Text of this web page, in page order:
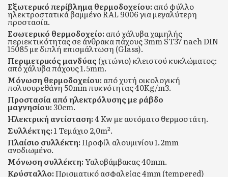
Εξωτερικό περίβλημα θερμοδοχείου: από φύλλο
ηλεκτροστατικά βαμμένο RAL 9006 για μεγαλύτερη
προστασία.
Εσωτερικό θερμοδοχείο: από χάλυβα χαμηλής
περιεκτικότητας σε άνθρακα πάχους 3mm ST37 nach DIN
15085 με διπλή επισμάλτωση (Glass).
Περιμετρικός μανδύας (χιτώνιο) κλειστού κυκλώματος:
από χάλυβα πάχους 1.5mm.
Μόνωση θερμοδοχείου: από χυτή οικολογική
πολυουρεθάνη 50mm πυκνότητας 40Kg/m3.
Προστασία από ηλεκτρόλυσης με ράβδο
μαγνησίου:30cm.
Ηλεκτρική αντίσταση:4 Kw με αυτόματο θερμοστάτη.
Συλλέκτης:1 Τεμάχιο 2,0m².
Πλαίσιο συλλέκτη:Προφίλ αλουμινίου 1.2mm
ανοδιωμένο.
Μόνωση συλλέκτη:Υαλοβάμβακας 40mm.
Κρύσταλλο:Πρισματικό ασφαλείας 4mm (tempered)